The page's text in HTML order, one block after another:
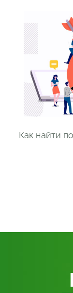
Как найти